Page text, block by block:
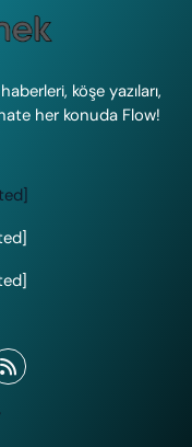
köşe yazıları,
her konuda Flow!